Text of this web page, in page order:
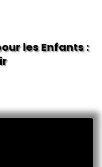
les Enfants :